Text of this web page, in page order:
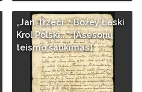
„Jan Trzeci z Boźey Łaski
Krol Polski...". [Asesorių
teismo šaukimas]